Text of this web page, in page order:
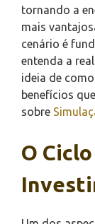
tornando a
mais
cenário é
entenda a
ideia de
benefícios
sobre
O